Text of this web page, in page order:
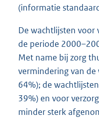
(informatie
De wachtlijsten voor
de periode
Met name bij zorg
vermindering van
64%); de
39%) en voor
minder sterk